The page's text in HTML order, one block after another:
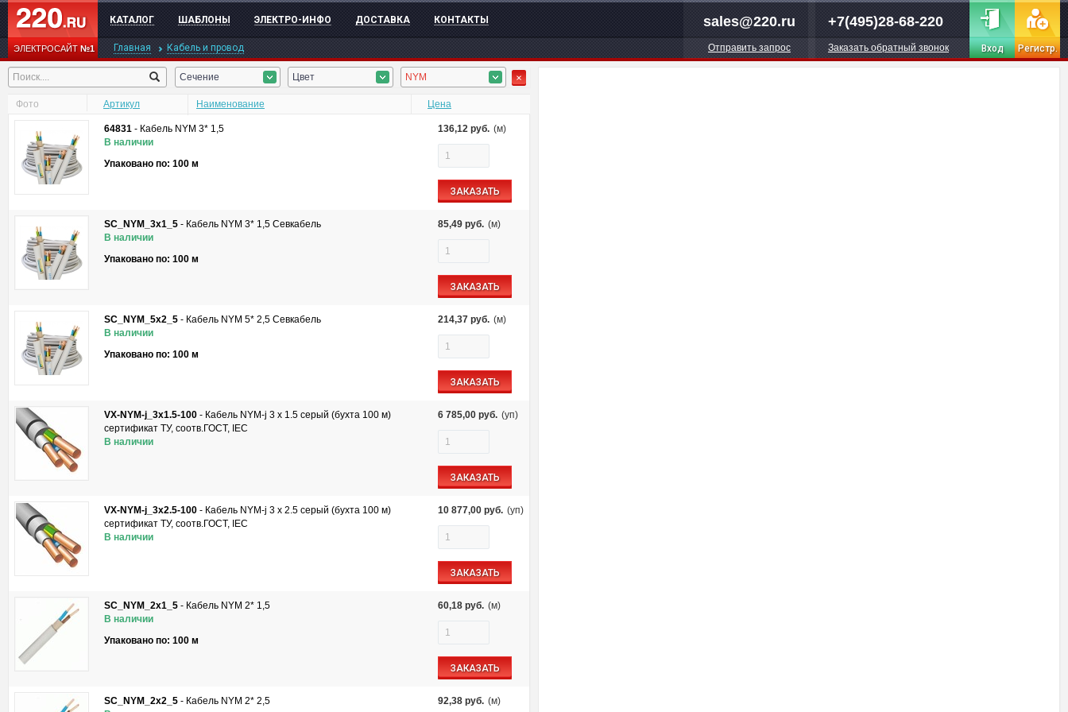
ЭЛЕКТРОСАЙТ№1
КАТАЛОГ ШАБЛОНЫ ЭЛЕКТРО-ИНФО ДОСТАВКА КОНТАКТЫ sales@220.ru
Отправить запрос
+7(495)28-68-220
Заказать обратный звонок Вход Регистр.
Главная Кабель и провод
Сечение Цвет NYM
Фото Артикул Наименование Цена
64831 - Кабель NYM 3* 1,5
В наличии
Упаковано по: 100 м
136,12 руб. (м)
ЗАКАЗАТЬ
SC_NYM_3x1_5 - Кабель NYM 3* 1,5 Севкабель
В наличии
Упаковано по: 100 м
85,49 руб. (м)
ЗАКАЗАТЬ
SC_NYM_5x2_5 - Кабель NYM 5* 2,5 Севкабель
В наличии
Упаковано по: 100 м
214,37 руб. (м)
ЗАКАЗАТЬ
VX-NYM-j_3х1.5-100 - Кабель NYM-j 3 х 1.5 серый (бухта 100 м)
сертификат ТУ, соотв.ГОСТ, IEC
В наличии
6 785,00 руб. (уп)
ЗАКАЗАТЬ
VX-NYM-j_3х2.5-100 - Кабель NYM-j 3 х 2.5 серый (бухта 100 м)
сертификат ТУ, соотв.ГОСТ, IEC
В наличии
10 877,00 руб. (уп)
ЗАКАЗАТЬ
SC_NYM_2x1_5 - Кабель NYM 2* 1,5
В наличии
Упаковано по: 100 м
60,18 руб. (м)
ЗАКАЗАТЬ
SC_NYM_2x2_5 - Кабель NYM 2* 2,5
92,38 руб. (м)